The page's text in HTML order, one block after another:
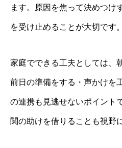
ます。原因を焦って決めつけ
を受け止めることが大切です。
家庭でできる工夫としては、
前日の準備をする・声かけを
の連携も見逃せないポイント
関の助けを借りることも視野